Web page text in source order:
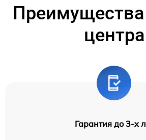
Преимущества
центра
Гарантия до 3-х